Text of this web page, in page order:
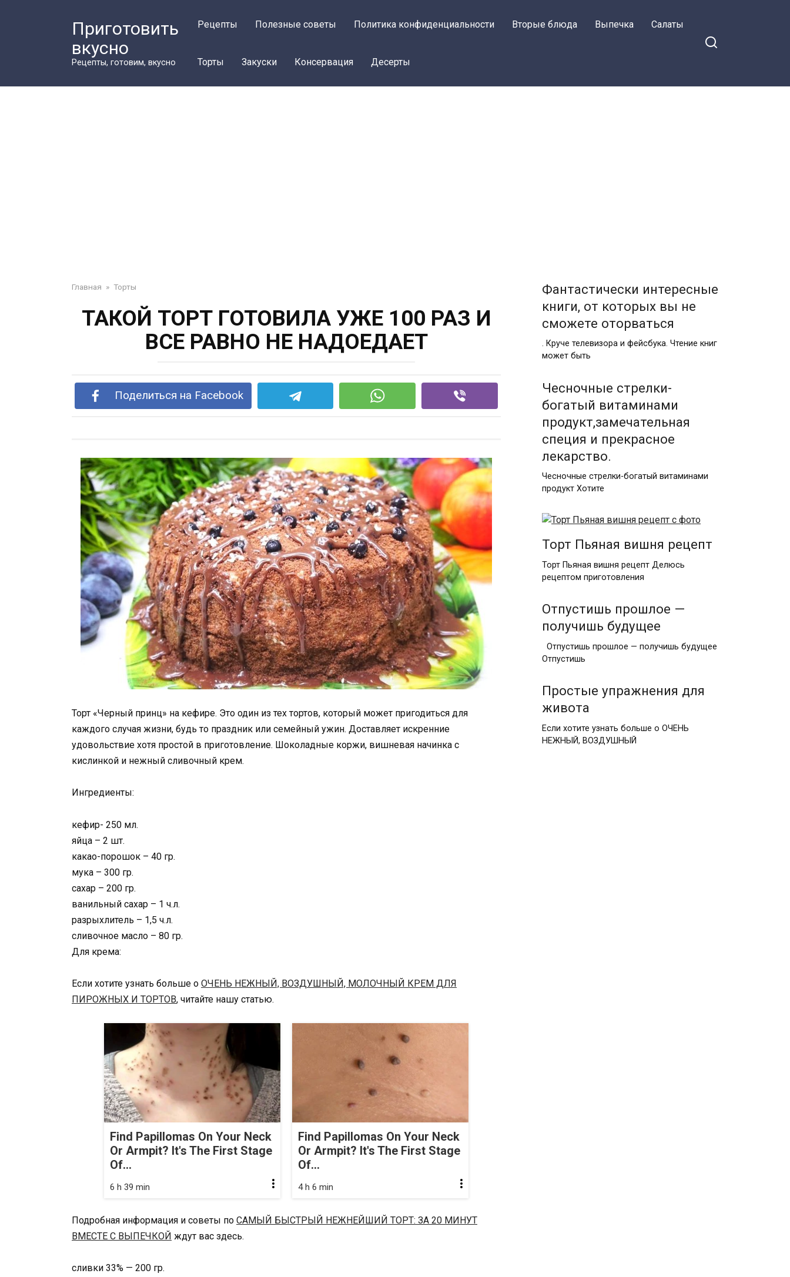
Приготовить
вкусно
Рецепты, готовим, вкусно
Рецепты Полезные советы Политика конфиденциальности Вторые блюда Выпечка Салаты
Торты Закуски Консервация Десерты
Главная » Торты
ТАКОЙ ТОРТ ГОТОВИЛА УЖЕ 100 РАЗ И
ВСЕ РАВНО НЕ НАДОЕДАЕТ
Поделиться на Facebook
Торт «Черный принц» на кефире. Это один из тех тортов, который может пригодиться для
каждого случая жизни, будь то праздник или семейный ужин. Доставляет искренние
удовольствие хотя простой в приготовление. Шоколадные коржи, вишневая начинка с
кислинкой и нежный сливочный крем.
Ингредиенты:
кефир- 250 мл.
яйца – 2 шт.
какао-порошок – 40 гр.
мука – 300 гр.
сахар – 200 гр.
ванильный сахар – 1 ч.л.
разрыхлитель – 1,5 ч.л.
сливочное масло – 80 гр.
Для крема:
Если хотите узнать больше о ОЧЕНЬ НЕЖНЫЙ, ВОЗДУШНЫЙ, МОЛОЧНЫЙ КРЕМ ДЛЯ
ПИРОЖНЫХ И ТОРТОВ, читайте нашу статью.
Find Papillomas On Your Neck
Or Armpit? It's The First Stage
Of...
6 h 39 min
Find Papillomas On Your Neck
Or Armpit? It's The First Stage
Of...
4 h 6 min
Подробная информация и советы по САМЫЙ БЫСТРЫЙ НЕЖНЕЙШИЙ ТОРТ: ЗА 20 МИНУТ
ВМЕСТЕ С ВЫПЕЧКОЙ ждут вас здесь.
сливки 33% — 200 гр.
Фантастически интересные
книги, от которых вы не
сможете оторваться
. Круче телевизора и фейсбука. Чтение книг
может быть
Чесночные стрелки-
богатый витаминами
продукт,замечательная
специя и прекрасное
лекарство.
Чесночные стрелки-богатый витаминами
продукт Хотите
Торт Пьяная вишня рецепт
Торт Пьяная вишня рецепт Делюсь
рецептом приготовления
Отпустишь прошлое —
получишь будущее
Отпустишь прошлое — получишь будущее
Отпустишь
Простые упражнения для
живота
Если хотите узнать больше о ОЧЕНЬ
НЕЖНЫЙ, ВОЗДУШНЫЙ